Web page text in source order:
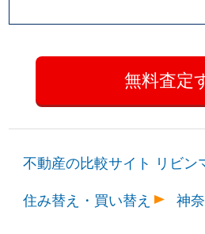
不動産の比較サイト リビン
住み替え・買い替え
神